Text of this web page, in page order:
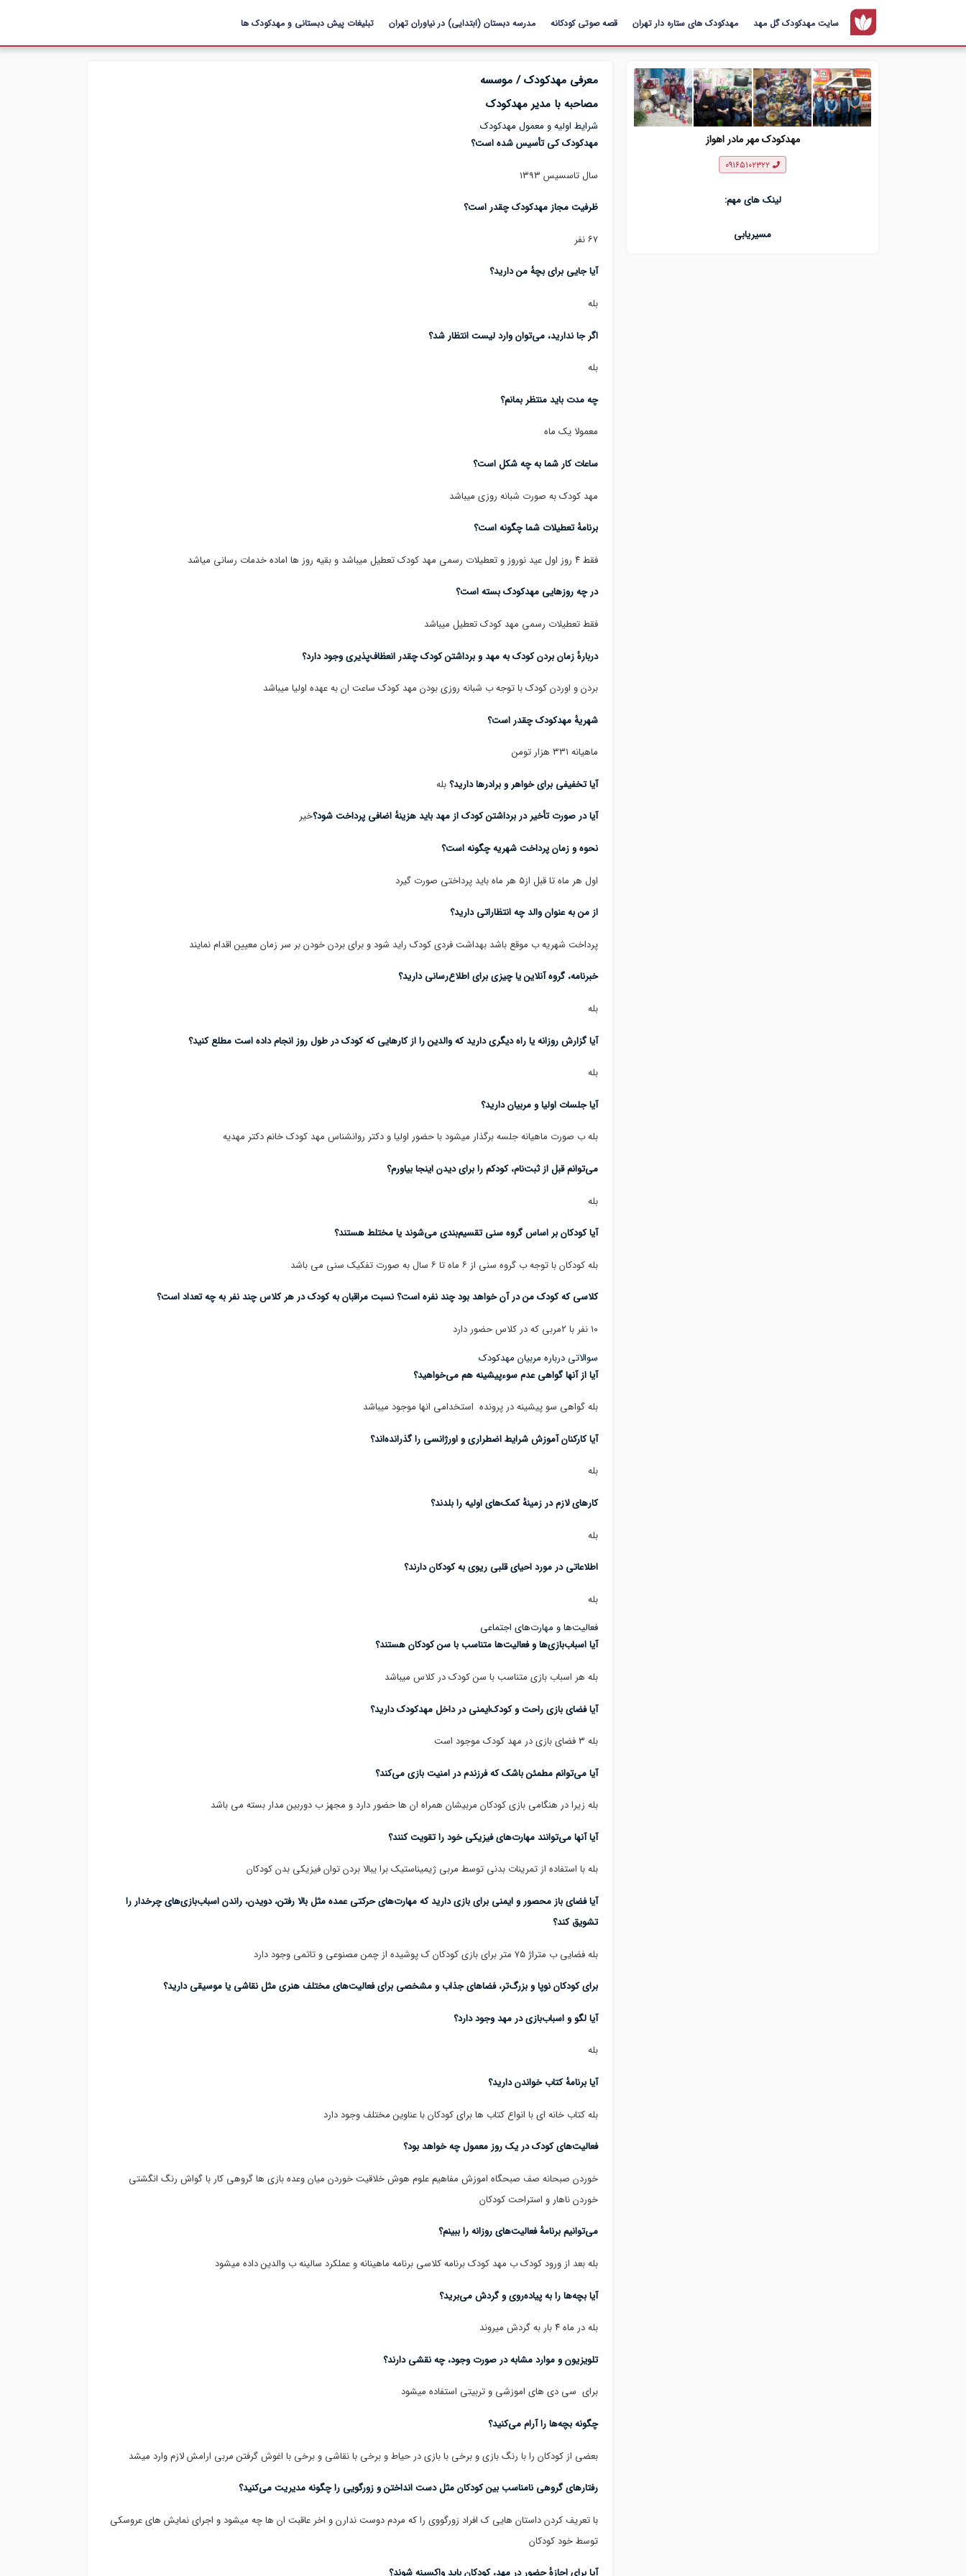
محتوای
سایت مهدکودک گل مهد مهدکودک های ستاره دار تهران قصه صوتی کودکانه مدرسه دبستان (ابتدایی) در نیاوران تهران تبلیغات پیش دبستانی و مهدکودک ها
مهدکودک مهر مادر اهواز
لینک های مهم:
مسیریابی
معرفی مهدکودک / موسسه
مصاحبه با مدیر مهدکودک
شرایط اولیه و معمول مهدکودک
مهدکودک کی تأسیس شده است؟
سال تاسسیس ۱۳۹۳
ظرفیت مجاز مهدکودک چقدر است؟
۶۷ نفر
آیا جایی برای بچهٔ من دارید؟
بله
اگر جا ندارید، می‌توان وارد لیست انتظار شد؟
بله
چه مدت باید منتظر بمانم؟
معمولا یک ماه
ساعات کار شما به چه شکل است؟
مهد کودک به صورت شبانه روزی میباشد
برنامهٔ تعطیلات شما چگونه است؟
فقط ۴ روز اول عید نوروز و تعطیلات رسمی مهد کودک تعطیل میباشد و بقیه روز ها اماده خدمات رسانی میاشد
در چه روزهایی مهدکودک بسته است؟
فقط تعطیلات رسمی مهد کودک تعطیل میباشد
دربارهٔ زمان بردن کودک به مهد و برداشتن کودک چقدر انعظاف‌پذیری وجود دارد؟
بردن و اوردن کودک با توجه ب شبانه روزی بودن مهد کودک ساعت ان به عهده اولیا میباشد
شهریهٔ مهدکودک چقدر است؟
ماهیانه ۳۳۱ هزار تومن
آیا تخفیفی برای خواهر و برادرها دارید؟ بله
آیا در صورت تأخیر در برداشتن کودک از مهد باید هزینهٔ اضافی پرداخت شود؟خیر
نحوه و زمان پرداخت شهریه چگونه است؟
اول هر ماه تا قبل از۵ هر ماه باید پرداختی صورت گیرد
از من به عنوان والد چه انتظاراتی دارید؟
پرداخت شهریه ب موقع باشد بهداشت فردی کودک راید شود و برای بردن خودن بر سر زمان معیین اقدام نمایند
خبرنامه، گروه آنلاین یا چیزی برای اطلاع‌رسانی دارید؟
بله
آیا گزارش روزانه یا راه دیگری دارید که والدین را از کارهایی که کودک در طول روز انجام داده است مطلع کنید؟
بله
آیا جلسات اولیا و مربیان دارید؟
بله ب صورت ماهیانه جلسه برگذار میشود با حضور اولیا و دکتر روانشناس مهد کودک خانم دکتر مهدیه
می‌توانم قبل از ثبت‌نام، کودکم را برای دیدن اینجا بیاورم؟
بله
آیا کودکان بر اساس گروه سنی تقسیم‌بندی می‌شوند یا مختلط هستند؟
بله کودکان با توجه ب گروه سنی از ۶ ماه تا ۶ سال به صورت تفکیک سنی می باشد
کلاسی که کودک من در آن خواهد بود چند نفره است؟ نسبت مراقبان به کودک در هر کلاس چند نفر به چه تعداد است؟
۱۰ نفر با ۲مربی که در کلاس حضور دارد
سوالاتی درباره مربیان مهدکودک
آیا از آنها گواهی عدم سوءپیشینه هم می‌خواهید؟
بله گواهی سو پیشینه در پرونده استخدامی انها موجود میباشد
آیا کارکنان آموزش شرایط اضطراری و اورژانسی را گذرانده‌اند؟
بله
کارهای لازم در زمینهٔ کمک‌های اولیه را بلدند؟
بله
اطلاعاتی در مورد احیای قلبی ریوی به کودکان دارند؟
بله
فعالیت‌ها و مهارت‌های اجتماعی
آیا اسباب‌بازی‌ها و فعالیت‌ها متناسب با سن کودکان هستند؟
بله هر اسباب بازی متناسب با سن کودک در کلاس میباشد
آیا فضای بازی راحت و کودک‌ایمنی در داخل مهدکودک دارید؟
بله ۳ فضای بازی در مهد کودک موجود است
آیا می‌توانم مطمئن باشک که فرزندم در امنیت بازی می‌کند؟
بله زیرا در هنگامی بازی کودکان مربیشان همراه ان ها حضور دارد و مجهز ب دوربین مدار بسته می باشد
آیا آنها می‌توانند مهارت‌های فیزیکی خود را تقویت کنند؟
بله با استفاده از تمرینات بدنی توسط مربی ژیمیناستیک برا یبالا بردن توان فیزیکی بدن کودکان
آیا فضای باز محصور و ایمنی برای بازی دارید که مهارت‌های حرکتی عمده مثل بالا رفتن، ‌دویدن، راندن اسباب‌بازی‌های چرخدار را
تشویق کند؟
بله فضایی ب متراژ ۷۵ متر برای بازی کودکان ک پوشیده از چمن مصنوعی و تاتمی وجود دارد
برای کودکان نوپا و بزرگ‌تر، فضاهای جذاب و مشخصی برای فعالیت‌های مختلف هنری مثل نقاشی یا موسیقی دارید؟
آیا لگو و اسباب‌بازی در مهد وجود دارد؟
بله
آیا برنامهٔ کتاب خواندن دارید؟
بله کتاب خانه ای با انواع کتاب ها برای کودکان با عناوین مختلف وجود دارد
فعالیت‌های کودک در یک روز معمول چه خواهد بود؟
خوردن صبحانه صف صبحگاه اموزش مفاهیم علوم هوش خلاقیت خوردن میان وعده بازی ها گروهی کار با گواش رنگ انگشتی
خوردن ناهار و استراحت کودکان
می‌توانیم برنامهٔ فعالیت‌های روزانه را ببینم؟
بله بعد از ورود کودک ب مهد کودک برنامه کلاسی برنامه ماهینانه و عملکرد سالینه ب والدین داده میشود
آیا بچه‌ها را به پیاده‌روی و گردش می‌برید؟
بله در ماه ۴ بار به گردش میروند
تلویزیون و موارد مشابه در صورت وجود، چه نقشی دارند؟
برای سی دی های اموزشی و تربیتی استفاده میشود
چگونه بچه‌ها را آرام می‌کنید؟
بعضی از کودکان را با رنگ بازی و برخی با بازی در حیاط و برخی با نقاشی و برخی با اغوش گرفتن مربی ارامش لازم وارد میشد
رفتارهای گروهی نامناسب بین کودکان مثل دست انداختن و زورگویی را چگونه مدیریت می‌کنید؟
با تعریف کردن داستان هایی ک افراد زورگووی را که مردم دوست ندارن و اخر عاقبت ان ها چه میشود و اجرای نمایش های عروسکی
توسط خود کودکان